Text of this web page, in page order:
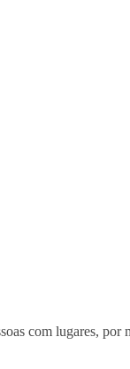
com lugares,